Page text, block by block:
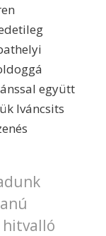
együtt
Iváncsits
hitvalló